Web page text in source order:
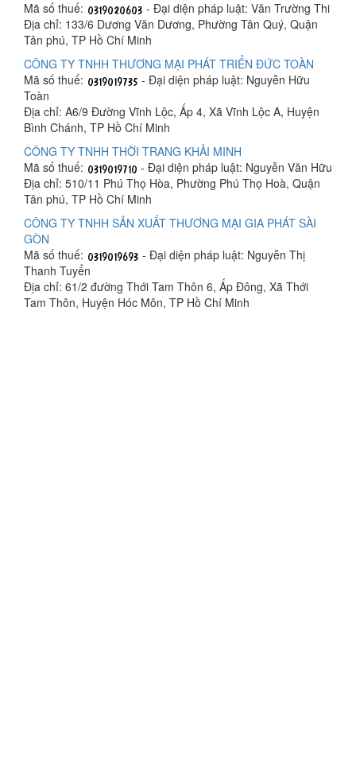
Mã số thuế:
- Đại diện pháp luật: Văn Trường Thi
Địa chỉ: 133/6 Dương Văn Dương, Phường Tân Quý, Quận
Tân phú, TP Hồ Chí Minh
CÔNG TY TNHH THƯƠNG MẠI PHÁT TRIỂN ĐỨC TOÀN
Mã số thuế:
- Đại diện pháp luật: Nguyễn Hữu
Toàn
Địa chỉ: A6/9 Đường Vĩnh Lộc, Ấp 4, Xã Vĩnh Lộc A, Huyện
Bình Chánh, TP Hồ Chí Minh
CÔNG TY TNHH THỜI TRANG KHẢI MINH
Mã số thuế:
- Đại diện pháp luật: Nguyễn Văn Hữu
Địa chỉ: 510/11 Phú Thọ Hòa, Phường Phú Thọ Hoà, Quận
Tân phú, TP Hồ Chí Minh
CÔNG TY TNHH SẢN XUẤT THƯƠNG MẠI GIA PHÁT SÀI
GÒN
Mã số thuế:
- Đại diện pháp luật: Nguyễn Thị
Thanh Tuyển
Địa chỉ: 61/2 đường Thới Tam Thôn 6, Ấp Đông, Xã Thới
Tam Thôn, Huyện Hóc Môn, TP Hồ Chí Minh